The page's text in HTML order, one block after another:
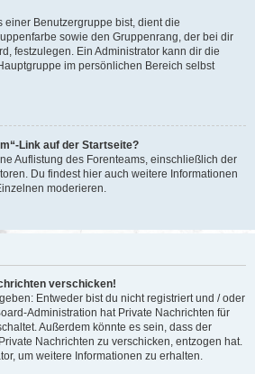
einer Benutzergruppe bist, dient die
sowie den Gruppenrang, der bei dir
festzulegen. Ein Administrator kann dir die
im persönlichen Bereich selbst
Link auf der Startseite?
Auflistung des Forenteams, einschließlich der
Du findest hier auch weitere Informationen
moderieren.
verschicken!
Entweder bist du nicht registriert und / oder
Administration hat Private Nachrichten für
Außerdem könnte es sein, dass der
Nachrichten zu verschicken, entzogen hat.
um weitere Informationen zu erhalten.